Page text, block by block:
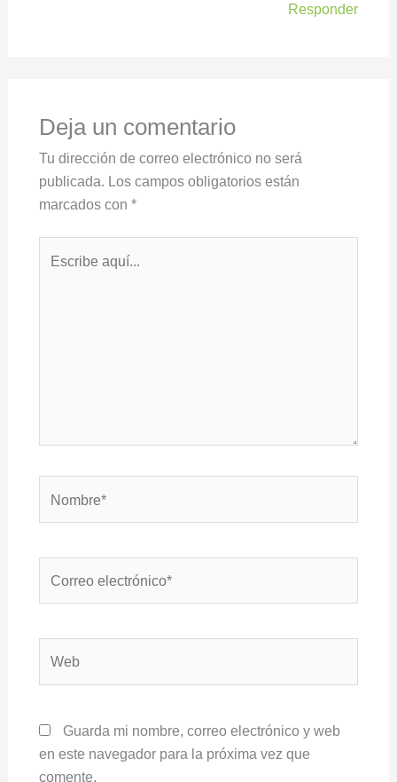
Responder
Deja un comentario
Tu dirección de correo electrónico no será
publicada. Los campos obligatorios están
marcados con *
aquí...
electrónico*
Guarda mi nombre, correo electrónico y web
en este navegador para la próxima vez que
comente.